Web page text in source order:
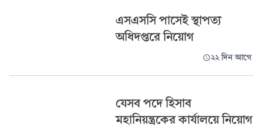
এসএসসি পাসেই স্থাপত্য
অধিদপ্তরে নিয়োগ
২২ দিন আগে
যেসব পদে হিসাব
মহানিয়ন্ত্রকের কার্যালয়ে নিয়োগ